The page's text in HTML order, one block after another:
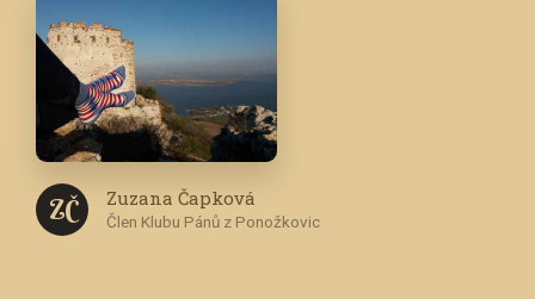
Z Č Zuzana Čapková
Člen Klubu Pánů z Ponožkovic